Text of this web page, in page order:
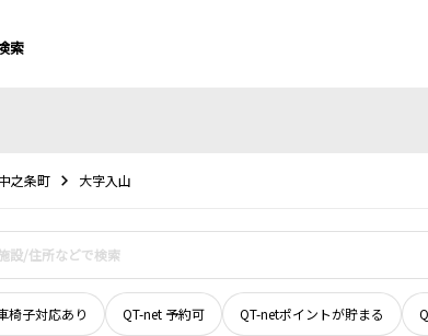
索
之条町 大字入山
椅子対応あり QT-net 予約可 QT-netポイントが貯まる